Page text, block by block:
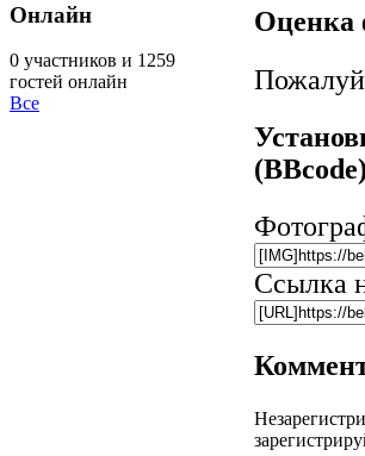
Оценка
(BBcode)
Ссылка
Онлайн
0 участников и 1259
гостей онлайн
Все